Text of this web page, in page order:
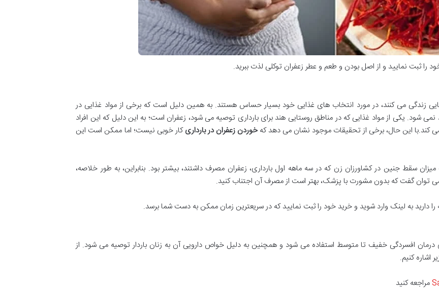
را ثبت نمایید و از اصل بودن و طعم و عطر زعفران توکلی لذت ببرید.
زندگی می کنند، در مورد انتخاب های غذایی خود بسیار حساس هستند. به همین دلیل است که برخی از مواد غذایی در
شود. یکی از مواد غذایی که در مناطق روستایی هند برای بارداری توصیه می شود، زعفران است؛ به این دلیل که این افراد
کند.با این حال، برخی از تحقیقات موجود نشان می دهد کهخوردن زعفران در بارداریکار خوبی نیست؛ اما ممکن است این
شد، مشخص شد که میزان سقط جنین در کشاورزان زن که در سه ماهه اول بارداری، زعفران مصرف داشتند، بیشتر بود. بنابراین، به طور خلاصه،
توان گفت که بدون مشورت با پزشک، بهتر است از مصرف آن اجتناب کنید.
دارید به لینک وارد شوید و خرید خود را ثبت نمایید که در سریعترین زمان ممکن به دست شما برسد.
درمان افسردگی خفیف تا متوسط استفاده می شود و همچنین به دلیل خواص دارویی آن به زنان باردار توصیه می شود. از
اشاره کنیم.
مراجعه کنید